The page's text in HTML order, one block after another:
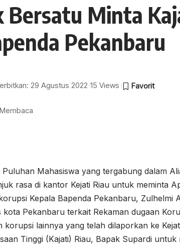
Bersatu Minta
Pekanbaru
29 Agustus 2022 15 Views
Puluhan Mahasiswa yang tergabung dalam
rasa di kantor Kejati Riau untuk meminta
Kepala Bapenda Pekanbaru, Zulhelmi
Pekanbaru terkait Rekaman dugaan
korupsi lainnya yang telah dilaporkan ke
Tinggi (Kajati) Riau, Bapak Supardi